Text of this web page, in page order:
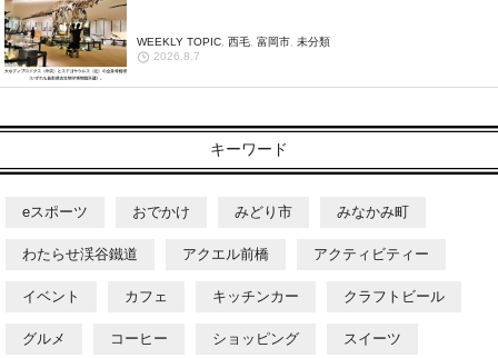
WEEKLY TOPIC, 西毛, 富岡市, 未分類
2026.8.7
キーワード
eスポーツ おでかけ みどり市 みなかみ町
わたらせ渓谷鐵道 アクエル前橋 アクティビティー
イベント カフェ キッチンカー クラフトビール
グルメ コーヒー ショッピング スイーツ